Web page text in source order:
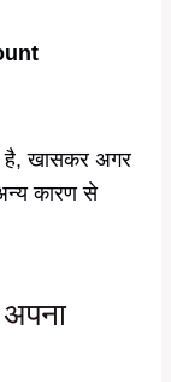
है, खासकर अगर
कारण से